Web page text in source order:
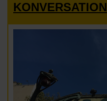
KONVERSATION